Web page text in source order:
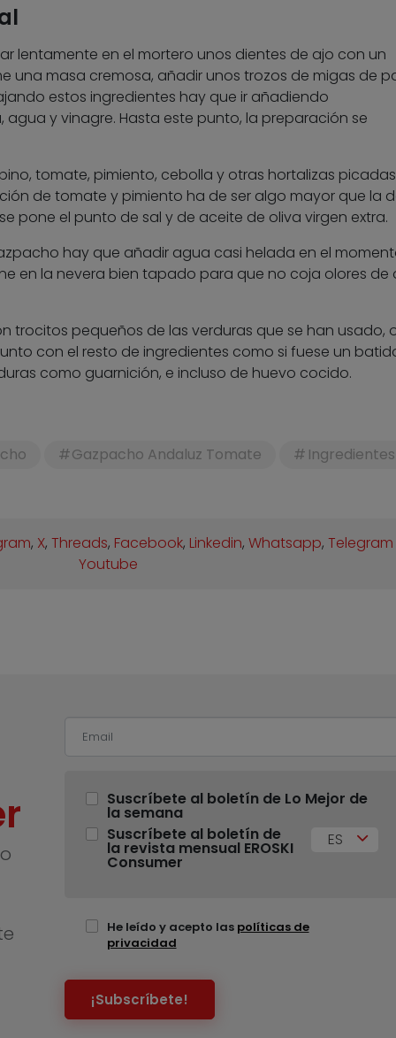
lentamente en el mortero unos dientes de ajo con un
una masa cremosa, añadir unos trozos de migas de
estos ingredientes hay que ir añadiendo
y vinagre. Hasta este punto, la preparación se
tomate, pimiento, cebolla y otras hortalizas
de tomate y pimiento ha de ser algo mayor que la
pone el punto de sal y de aceite de oliva virgen extra.
hay que añadir agua casi helada en el
en la nevera bien tapado para que no coja olores de
trocitos pequeños de las verduras que se han usado,
con el resto de ingredientes como si fuese un
como guarnición, e incluso de huevo cocido.
Gazpacho Andaluz Tomate Ingredientes
, X,Threads, Facebook, Linkedin,Whatsapp,Telegram
Youtube
Suscríbete al boletín de Lo Mejor de
la semana
Suscríbete al boletín de
la revista mensual EROSKI
Consumer
ES
He leído y acepto las políticas de
privacidad
¡Subscríbete!